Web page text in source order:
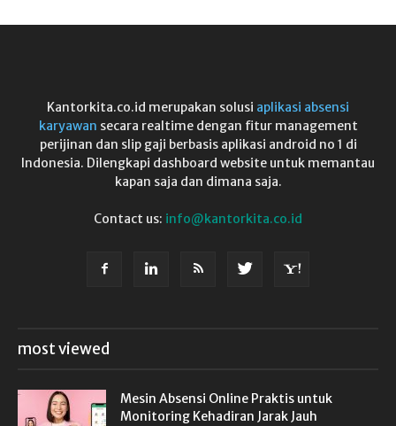
Kantorkita.co.id merupakan solusi aplikasi absensi
karyawan secara realtime dengan fitur management
perijinan dan slip gaji berbasis aplikasi android no 1 di
Indonesia. Dilengkapi dashboard website untuk memantau
kapan saja dan dimana saja.
Contact us: info@kantorkita.co.id
most viewed
Mesin Absensi Online Praktis untuk
Monitoring Kehadiran Jarak Jauh